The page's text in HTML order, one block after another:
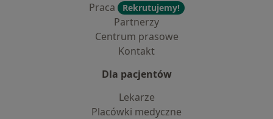
Praca
Rekrutujemy!
Partnerzy
Centrum prasowe
Kontakt
Dla pacjentów
Lekarze
Placówki medyczne